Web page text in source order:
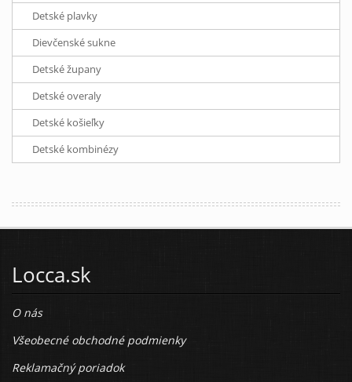
Detské plavky
Dievčenské sukne
Detské župany
Detské overaly
Detské košieľky
Detské kombinézy
Locca.sk
O nás
Všeobecné obchodné podmienky
Reklamačný poriadok